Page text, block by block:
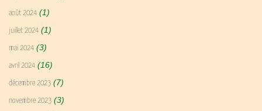
août 2024 (1)
juillet 2024 (1)
mai 2024 (3)
avril 2024 (16)
décembre 2023 (7)
novembre 2023 (3)